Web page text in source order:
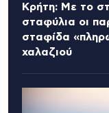
Κρήτη: Με το
σταφύλια οι
σταφίδα
χαλαζιού